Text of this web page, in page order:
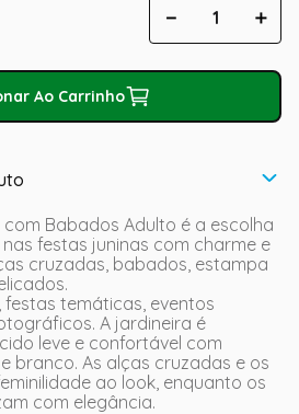
＋
－
Ao Carrinho
Babados Adulto é a escolha
festas juninas com charme e
cruzadas, babados, estampa
temáticas, eventos
A jardineira é
leve e confortável com
branco. As alças cruzadas e os
ao look, enquanto os
com elegância.